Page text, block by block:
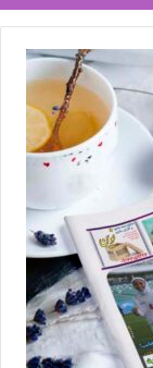
مریم آزمون